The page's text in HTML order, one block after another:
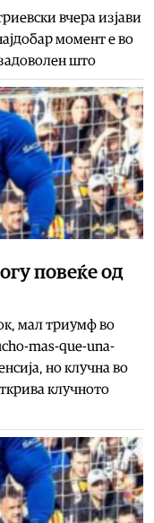
вчера изјави
момент е во
што
повеќе од
мал триумф во
mas-que-una-
но клучна во
клучното